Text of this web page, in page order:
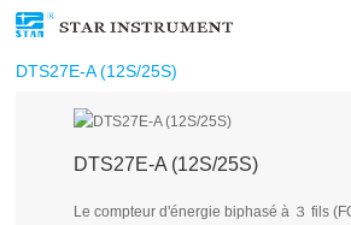
DTS27E-A (12S/25S)
DTS27E-A (12S/25S)
Le compteur d'énergie biphasé à ３ fils